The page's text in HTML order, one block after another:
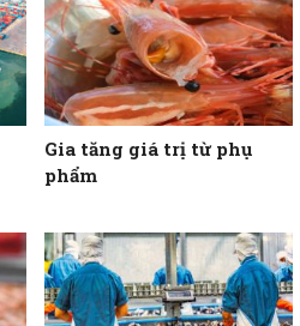
Gia tăng giá trị từ phụ
phẩm